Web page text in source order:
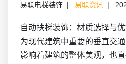
易联电梯装饰 易联资讯
自动扶梯装饰：材质选择与
为现代建筑中重要的垂直交
影响着建筑的整体美观，也